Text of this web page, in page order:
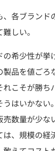
各ブランド
しい。
希少性が挙
品を値ごろ
こそが勝ち
はいかない
数量が少な
、規模の経